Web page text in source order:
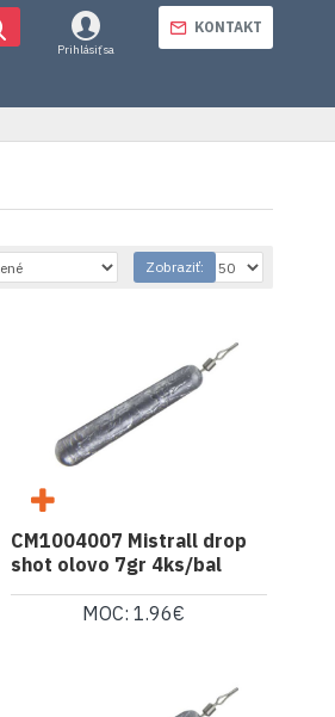
Prihlásiť sa
KONTAKT
Zobraziť:
CM1004007 Mistrall drop
shot olovo 7gr 4ks/bal
MOC: 1.96€